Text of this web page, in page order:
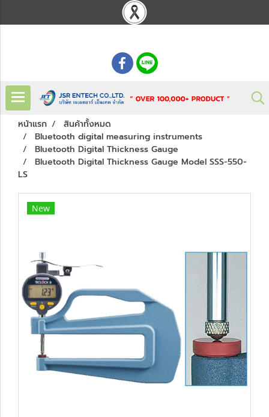
หน้าแรก
สินค้าทั้งหมด
Bluetooth digital measuring instruments
Bluetooth Digital Thickness Gauge
Bluetooth Digital Thickness Gauge Model SSS-550-
LS
New